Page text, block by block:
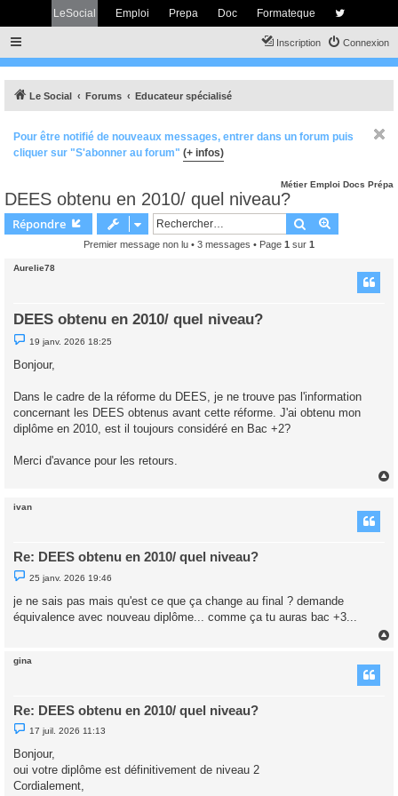
LeSocial Emploi Prepa Doc Formateque
Connexion
Inscription
Le Social Forums Educateur spécialisé
Pour être notifié de nouveaux messages, entrer dans un forum puis
cliquer sur "S'abonner au forum" (+ infos)
Métier Emploi Docs Prépa
DEES obtenu en 2010/ quel niveau?
Répondre Rechercher
Premier message non lu • 3 messages • Page 1 sur 1
Aurelie78
DEES obtenu en 2010/ quel niveau?
M
e
s
e
n
o
n
19 janv. 2026 18:25
Bonjour,
Dans le cadre de la réforme du DEES, je ne trouve pas l'information
concernant les DEES obtenus avant cette réforme. J'ai obtenu mon
diplôme en 2010, est il toujours considéré en Bac +2?
Merci d'avance pour les retours.
ivan
Re: DEES obtenu en 2010/ quel niveau?
M
e
s
a
o
25 janv. 2026 19:46
je ne sais pas mais qu'est ce que ça change au final ? demande
équivalence avec nouveau diplôme... comme ça tu auras bac +3...
gina
Re: DEES obtenu en 2010/ quel niveau?
M
e
s
a
e
17 juil. 2026 11:13
Bonjour,
oui votre diplôme est définitivement de niveau 2
Cordialement,